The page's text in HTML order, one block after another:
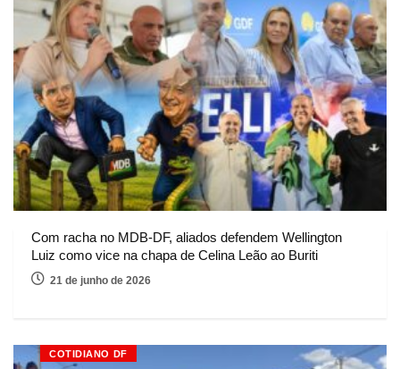
Com racha no MDB-DF, aliados defendem Wellington
Luiz como vice na chapa de Celina Leão ao Buriti
21 de junho de 2026
COTIDIANO DF